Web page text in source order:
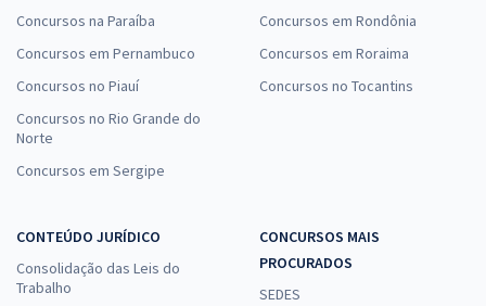
Concursos na Paraíba
Concursos em Pernambuco
Concursos no Piauí
Concursos no Rio Grande do
Norte
Concursos em Sergipe
Concursos em Rondônia
Concursos em Roraima
Concursos no Tocantins
CONTEÚDO JURÍDICO
Consolidação das Leis do
Trabalho
CONCURSOS MAIS
PROCURADOS
SEDES